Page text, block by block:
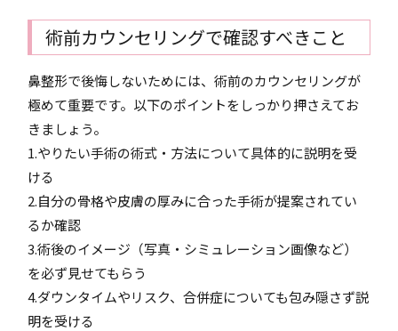
術前カウンセリングで確認すべきこと
鼻整形で後悔しないためには、術前のカウンセリングが
極めて重要です。以下のポイントをしっかり押さえてお
きましょう。
1.やりたい手術の術式・方法について具体的に説明を受
ける
2.自分の骨格や皮膚の厚みに合った手術が提案されてい
るか確認
3.術後のイメージ（写真・シミュレーション画像など）
を必ず見せてもらう
4.ダウンタイムやリスク、合併症についても包み隠さず説
明を受ける